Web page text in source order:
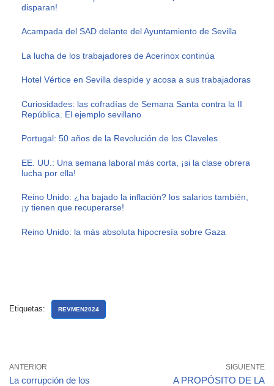
disparan!
Acampada del SAD delante del Ayuntamiento de Sevilla
La lucha de los trabajadores de Acerinox continúa
Hotel Vértice en Sevilla despide y acosa a sus trabajadoras
Curiosidades: las cofradías de Semana Santa contra la II
República. El ejemplo sevillano
Portugal: 50 años de la Revolución de los Claveles
EE. UU.: Una semana laboral más corta, ¡si la clase obrera
lucha por ella!
Reino Unido: ¿ha bajado la inflación? los salarios también,
¡y tienen que recuperarse!
Reino Unido: la más absoluta hipocresía sobre Gaza
Etiquetas: REVMEN2024
ANTERIOR
La corrupción de los
SIGUIENTE
A PROPÓSITO DE LA